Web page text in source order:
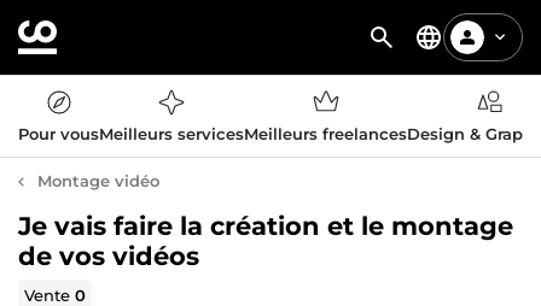
Pour vousMeilleurs servicesMeilleurs freelancesDesign &
Montage vidéo
Je vais faire la création et le montage
de vos vidéos
Vente0